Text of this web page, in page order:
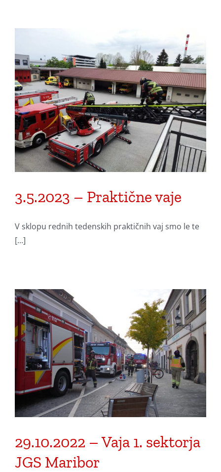
3.5.2023 – Praktične vaje
V sklopu rednih tedenskih praktičnih vaj smo le te
[...]
29.10.2022 – Vaja 1. sektorja
JGS Maribor